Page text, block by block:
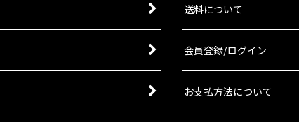
送料について
会員登録/ログイン
お支払方法について